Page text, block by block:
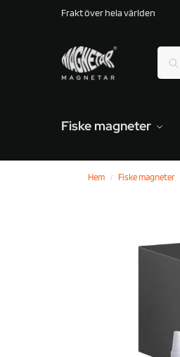
Frakt över hela världen
Fiske magneter
Hem / Fiske magneter